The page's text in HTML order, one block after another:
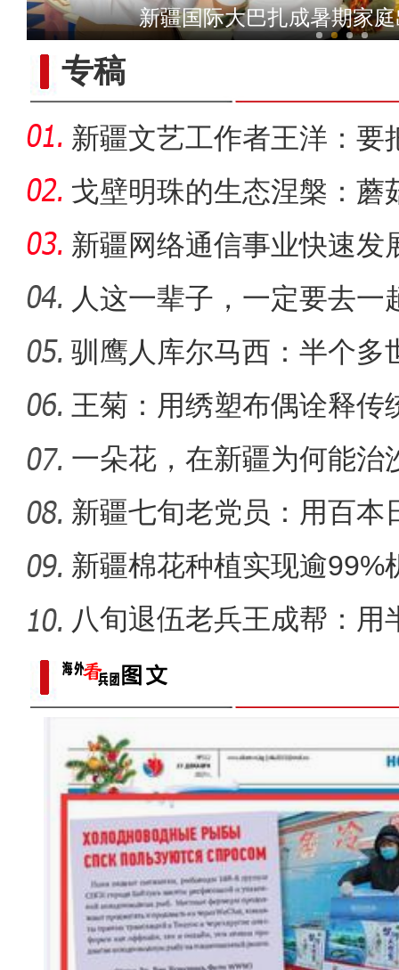
【与你为邻】“中医文化”
新疆国际大巴扎成暑期家
新疆兵团基层连队：“民宿
专稿
新疆文艺工作者王洋：要
多人听
戈壁明珠的生态涅槃：蘑
战
新疆网络通信事业快速发
距离
人这一辈子，一定要去一
驯鹰人库尔马西：半个多
王菊：用绣塑布偶诠释传
一朵花，在新疆为何能治
新疆七旬老党员：用百本
世纪变
新疆棉花种植实现逾99%
八旬退伍老兵王成帮：用
装